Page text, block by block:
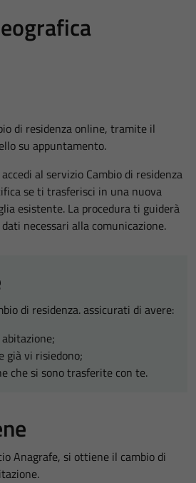
di residenza online, tramite il
su appuntamento.
al servizio Cambio di residenza
se ti trasferisci in una nuova
esistente. La procedura ti guiderà
necessari alla comunicazione.
di residenza. assicurati di avere:
già vi risiedono;
che si sono trasferite con te.
Anagrafe, si ottiene il cambio di